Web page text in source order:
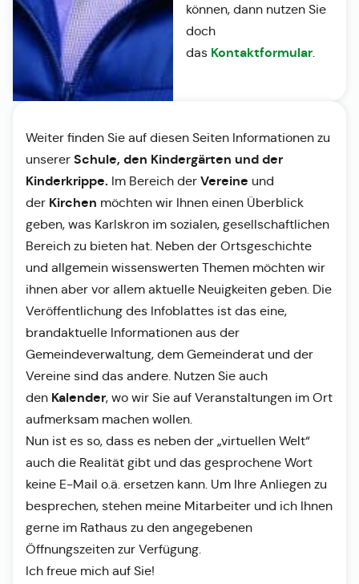
können, dann nutzen Sie
doch
das Kontaktformular.
Weiter finden Sie auf diesen Seiten Informationen zu
unserer Schule, den Kindergärten und der
Kinderkrippe. Im Bereich der Vereine und
der Kirchen möchten wir Ihnen einen Überblick
geben, was Karlskron im sozialen, gesellschaftlichen
Bereich zu bieten hat. Neben der Ortsgeschichte
und allgemein wissenswerten Themen möchten wir
ihnen aber vor allem aktuelle Neuigkeiten geben. Die
Veröffentlichung des Infoblattes ist das eine,
brandaktuelle Informationen aus der
Gemeindeverwaltung, dem Gemeinderat und der
Vereine sind das andere. Nutzen Sie auch
den Kalender, wo wir Sie auf Veranstaltungen im Ort
aufmerksam machen wollen.
Nun ist es so, dass es neben der „virtuellen Welt“
auch die Realität gibt und das gesprochene Wort
keine E-Mail o.ä. ersetzen kann. Um Ihre Anliegen zu
besprechen, stehen meine Mitarbeiter und ich Ihnen
gerne im Rathaus zu den angegebenen
Öffnungszeiten zur Verfügung.
Ich freue mich auf Sie!